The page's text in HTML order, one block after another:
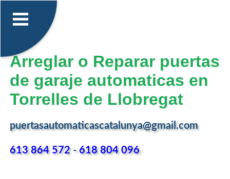
Arreglar o Reparar puertas
de garaje automaticas en
Torrelles de Llobregat
puertasautomaticascatalunya@gmail.com
613 864 572-618 804 096